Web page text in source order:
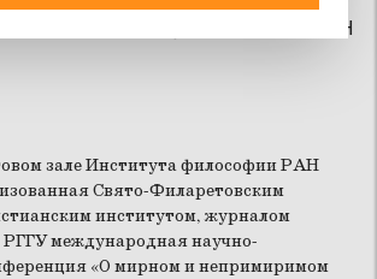
в Институте философии РАН
зале Института философии РАН
Свято-Филаретовским
институтом, журналом
международная научно-
«О мирном и непримиримом